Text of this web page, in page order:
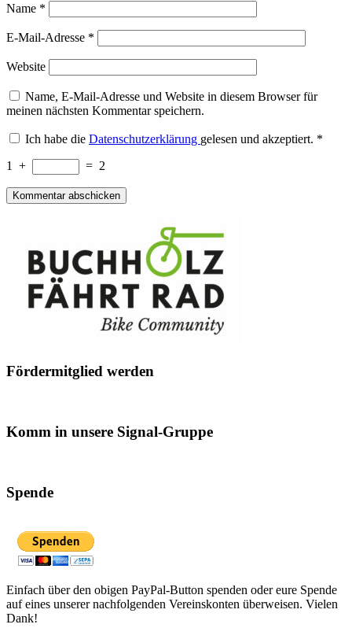
Name *
E-Mail-Adresse *
Website
Name, E-Mail-Adresse und Website in diesem Browser für
meinen nächsten Kommentar speichern.
Ich habe die Datenschutzerklärung gelesen und akzeptiert. *
1
+ = 2
Fördermitglied werden
Komm in unsere Signal-Gruppe
Spende
Einfach über den obigen PayPal-Button spenden oder eure Spende
auf eines unserer nachfolgenden Vereinskonten überweisen. Vielen
Dank!